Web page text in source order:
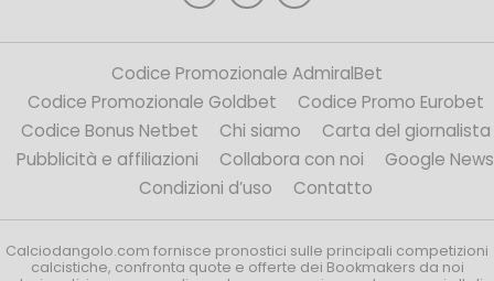
Codice Promozionale AdmiralBet
Codice Promozionale Goldbet
Codice Promo Eurobet
Codice Bonus Netbet
Chi siamo
Carta del giornalista
Pubblicità e affiliazioni
Collabora con noi
Google News
Condizioni d’uso
Contatto
Calciodangolo.com fornisce pronostici sulle principali competizioni
calcistiche, confronta quote e offerte dei Bookmakers da noi